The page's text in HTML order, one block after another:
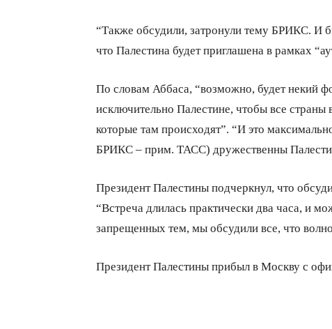
“Также обсудили, затронули тему БРИКС. И
что Палестина будет приглашена в рамках
По словам Аббаса, “возможно, будет некий
исключительно Палестине, чтобы все страны
которые там происходят”. “И это
БРИКС – прим. ТАСС) дружественны
Президент Палестины подчеркнул, что
“Встреча длилась практически два часа, и
запрещенных тем, мы обсудили все, что
Президент Палестины прибыл в Москву с